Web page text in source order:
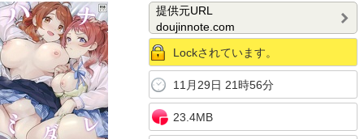
提供元URL
doujinnote.com
Lockされています。
11月29日 21時56分
23.4MB